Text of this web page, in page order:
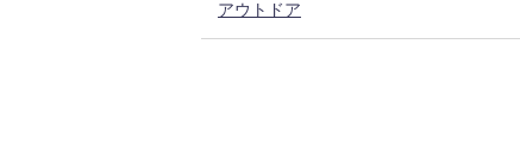
アウトドア